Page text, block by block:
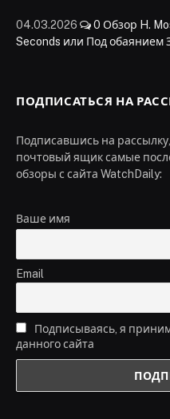
04.03.2026 0 Обзор H.
Seconds или Под обаянием
ПОДПИСАТЬСЯ НА
Подписавшись на
почтовый ящик самые
обзоры с сайта WatchDaily:
Ваше имя
Email
Подписываясь, я
данного сайта